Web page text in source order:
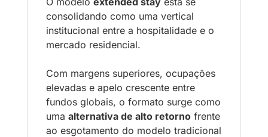
consolidando como uma vertical
institucional entre a hospitalidade e o
mercado residencial.
Com margens superiores, ocupações
elevadas e apelo crescente entre
fundos globais, o formato surge como
uma alternativa de alto retorno frente
ao esgotamento do modelo tradicional